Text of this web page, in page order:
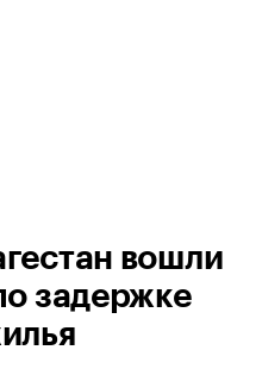
вошли
задержке